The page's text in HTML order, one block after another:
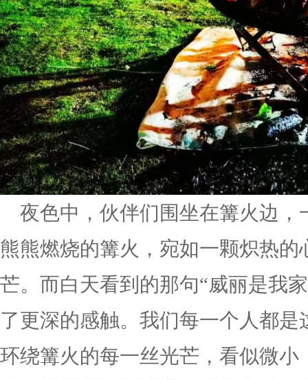
夜色中，伙伴们围坐在篝火边
熊熊燃烧的篝火，宛如一颗炽热
芒。而白天看到的那句“威丽是我
了更深的感触。我们每一个人都
环绕篝火的每一丝光芒，看似微